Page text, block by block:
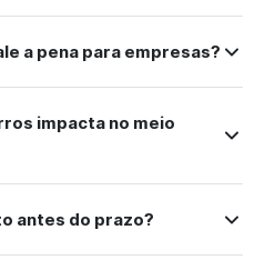
a pena para empresas?
impacta no meio
antes do prazo?